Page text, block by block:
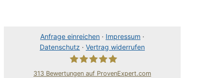
Anfrage einreichen · Impressum ·
Datenschutz · Vertrag widerrufen
313 Bewertungen auf ProvenExpert.com